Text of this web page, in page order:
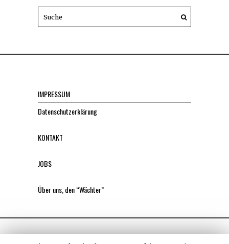
IMPRESSUM
Datenschutzerklärung
KONTAKT
JOBS
Über uns, den “Wächter”